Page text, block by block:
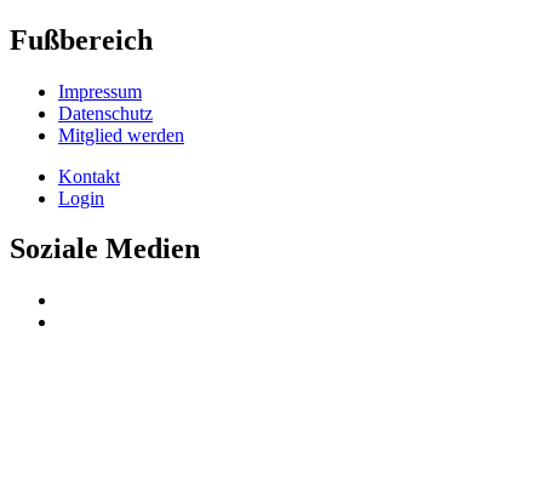
Fußbereich
Impressum
Datenschutz
Mitglied werden
Kontakt
Login
Soziale Medien